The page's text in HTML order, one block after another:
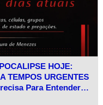
HOJE:
TEMPOS URGENTES
Para Entender…